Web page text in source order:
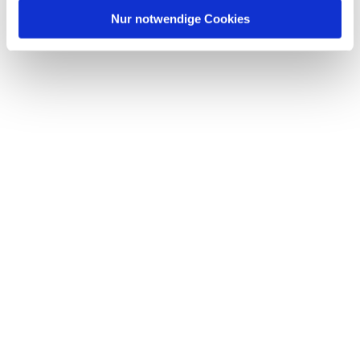
Nur notwendige Cookies